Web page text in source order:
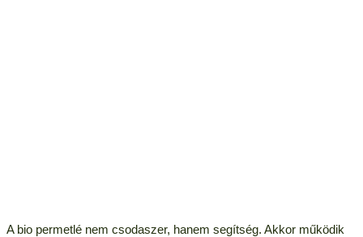
A bio permetlé nem csodaszer, hanem segítség. Akkor működik